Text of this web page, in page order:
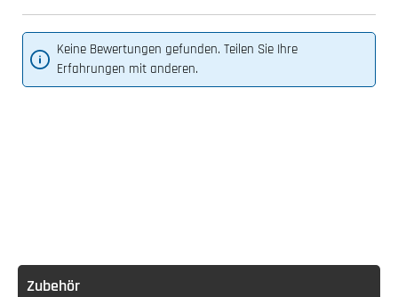
Keine Bewertungen gefunden. Teilen Sie Ihre
Erfahrungen mit anderen.
Zubehör